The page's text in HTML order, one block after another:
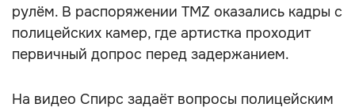
рулём. В распоряжении TMZ оказались кадры с
полицейских камер, где артистка проходит
первичный допрос перед задержанием.
На видео Спирс задаёт вопросы полицейским